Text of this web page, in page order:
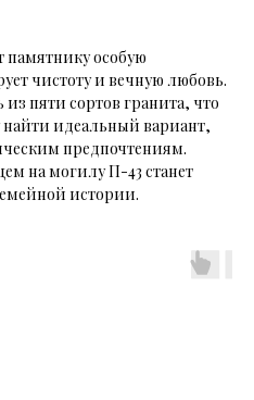
памятнику особую
чистоту и вечную любовь.
пяти сортов гранита, что
найти идеальный вариант,
предпочтениям.
на могилу П-43 станет
истории.